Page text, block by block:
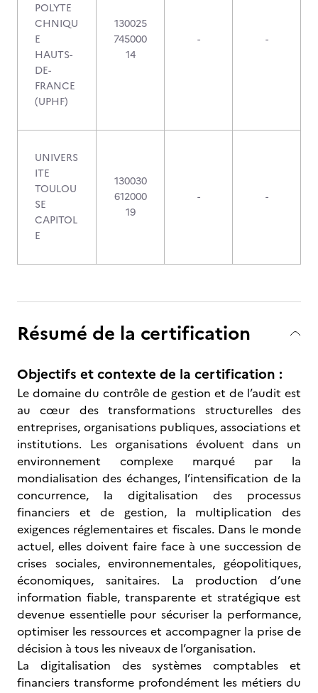
POLYTE
CHNIQU
E
HAUTS-
DE-
FRANCE
(UPHF)
130025
745000
14
- -
UNIVERS
ITE
TOULOU
SE
CAPITOL
E
130030
612000
19
- -
Résumé de la certification
Objectifs et contexte de la certification :
Le domaine du contrôle de gestion et de l’audit est
au cœur des transformations structurelles des
entreprises, organisations publiques, associations et
institutions. Les organisations évoluent dans un
environnement complexe marqué par la
mondialisation des échanges, l’intensification de la
concurrence, la digitalisation des processus
financiers et de gestion, la multiplication des
exigences réglementaires et fiscales. Dans le monde
actuel, elles doivent faire face à une succession de
crises sociales, environnementales, géopolitiques,
économiques, sanitaires. La production d’une
information fiable, transparente et stratégique est
devenue essentielle pour sécuriser la performance,
optimiser les ressources et accompagner la prise de
décision à tous les niveaux de l’organisation.
La digitalisation des systèmes comptables et
financiers transforme profondément les métiers du